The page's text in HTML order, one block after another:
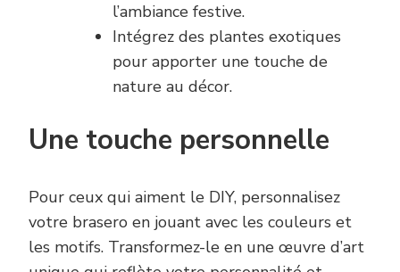
l’ambiance festive.
Intégrez des plantes exotiques
pour apporter une touche de
nature au décor.
Une touche personnelle
Pour ceux qui aiment le DIY, personnalisez
votre brasero en jouant avec les couleurs et
les motifs. Transformez-le en une œuvre d’art